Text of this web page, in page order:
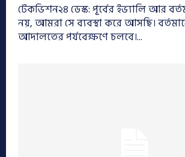
টেকভিশন২৪ ডেস্ক: পূর্বের ইভ্যালি আর
নয়, আমরা সে ব্যবস্থা করে আসছি।
আদালতের পর্যবেক্ষণে চলবে।...